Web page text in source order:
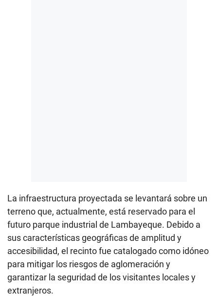
La infraestructura proyectada se levantará sobre un
terreno que, actualmente, está reservado para el
futuro parque industrial de Lambayeque. Debido a
sus características geográficas de amplitud y
accesibilidad, el recinto fue catalogado como idóneo
para mitigar los riesgos de aglomeración y
garantizar la seguridad de los visitantes locales y
extranjeros.